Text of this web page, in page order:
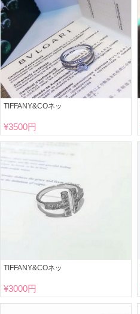
TIFFANY&COネッ
¥3500円
TIFFANY&COネッ
¥3000円